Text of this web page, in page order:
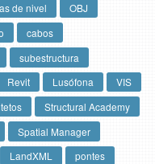
de nivel
OBJ
cabos
subestructura
Revit Lusófona
VIS
Structural Academy
Spatial Manager
LandXML pontes